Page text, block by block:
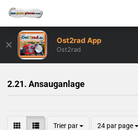
✕ Ost2rad App
Ost2rad
2.21. Ansauganlage
Trier par 24 par page